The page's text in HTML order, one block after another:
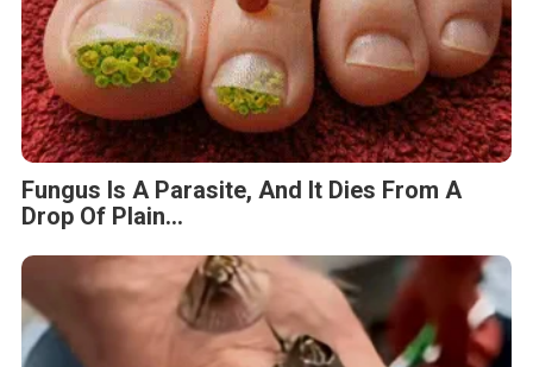
Fungus Is A Parasite, And It Dies From A
Drop Of Plain...